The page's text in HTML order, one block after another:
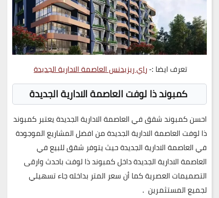
تعرف ايضا :-راي ريزيدنس العاصمة الادارية الجديدة
كمبوند ذا لوفت العاصمة الادارية الجديدة
احسن كمبوند شقق في العاصمة الادارية الجديدة يعتبر كمبوند
ذا لوفت العاصمة الادارية الجديدة من افضل المشاريع الموجودة
في العاصمة الادارية الجديدة حيث يتوفر شقق للبيع في
العاصمة الادارية الجديدة داخل كمبوند ذا لوفت باحدث وارقى
التصميمات العصرية كما أن سعر المتر بداخله جاء تسهيلي
لجميع المستثمرين .